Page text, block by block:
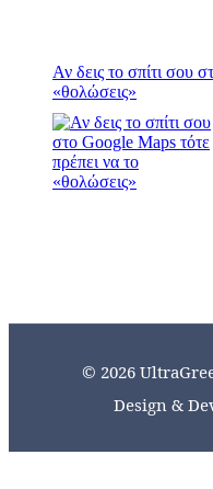
Αν δεις το σπίτι σου
«θολώσεις»
© 2026
Design &